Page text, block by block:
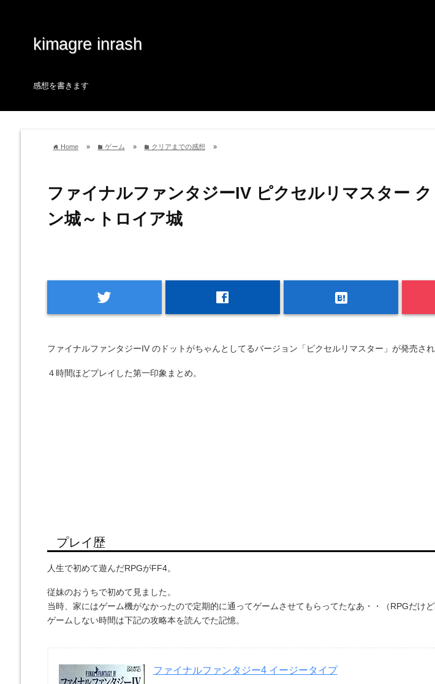
kimagre inrash
感想を書きます
home Home » folder ゲーム » folder クリアまでの感想 »
ファイナルファンタジーIV ピクセルリマスター
ン城～トロイア城
twitter facebook hatenabookmark
ファイナルファンタジーIV のドットがちゃんとしてるバージョン「ピクセルリマスター」が発売され
４時間ほどプレイした第一印象まとめ。
プレイ歴
人生で初めて遊んだRPGがFF4。
従妹のおうちで初めて見ました。
当時、家にはゲーム機がなかったので定期的に通ってゲームさせてもらってたなあ・・（RPGだけ
ゲームしない時間は下記の攻略本を読んでた記憶。
ファイナルファンタジー4 イージータイプ